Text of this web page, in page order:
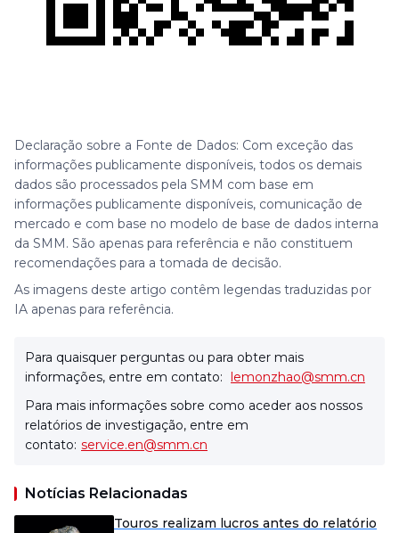
Declaração sobre a Fonte de Dados: Com exceção das
informações publicamente disponíveis, todos os demais
dados são processados pela SMM com base em
informações publicamente disponíveis, comunicação de
mercado e com base no modelo de base de dados interna
da SMM. São apenas para referência e não constituem
recomendações para a tomada de decisão.
As imagens deste artigo contêm legendas traduzidas por
IA apenas para referência.
Para quaisquer perguntas ou para obter mais
informações, entre em contato: lemonzhao@smm.cn
Para mais informações sobre como aceder aos nossos
relatórios de investigação, entre em
contato: service.en@smm.cn
Notícias Relacionadas
Touros realizam lucros antes do relatório